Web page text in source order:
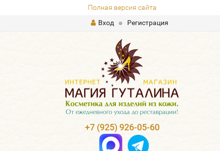
Полная версия сайта
Вход
Регистрация
+7 (925) 926-05-60